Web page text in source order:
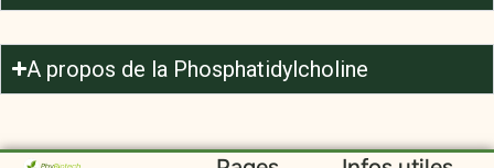
A propos de la Phosphatidylcholine